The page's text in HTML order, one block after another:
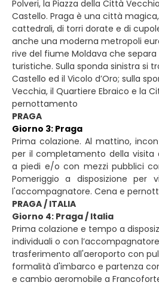
Polveri, la Piazza della Città
Castello. Praga è una città
cattedrali, di torri dorate e di
anche una moderna metropoli
rive del fiume Moldava che separa
turistiche. Sulla sponda sinistra si
Castello ed il Vicolo d’Oro; sulla
Vecchia, il Quartiere Ebraico e la
pernottamento
PRAGA
Giorno 3: Praga
Prima colazione. Al mattino,
per il completamento della
a piedi e/o con mezzi pubblici
Pomeriggio a disposizione per
l'accompagnatore. Cena e
PRAGA / ITALIA
Giorno 4: Praga / Italia
Prima colazione e tempo a
individuali o con
trasferimento all'aeroporto con
formalità d'imbarco e partenza
e cambio aeromobile a